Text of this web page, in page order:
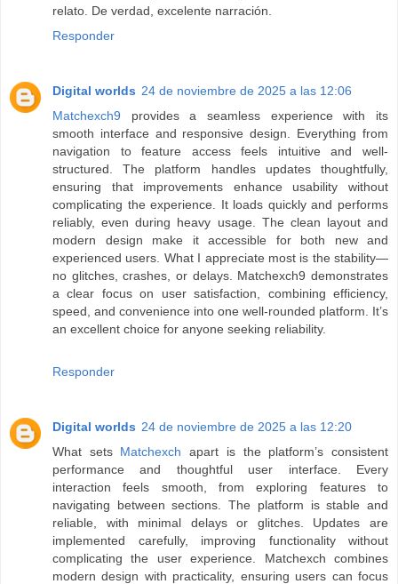
relato. De verdad, excelente narración.
Responder
Digital worlds 24 de noviembre de 2025 a las 12:06
Matchexch9 provides a seamless experience with its
smooth interface and responsive design. Everything from
navigation to feature access feels intuitive and well-
structured. The platform handles updates thoughtfully,
ensuring that improvements enhance usability without
complicating the experience. It loads quickly and performs
reliably, even during heavy usage. The clean layout and
modern design make it accessible for both new and
experienced users. What I appreciate most is the stability—
no glitches, crashes, or delays. Matchexch9 demonstrates
a clear focus on user satisfaction, combining efficiency,
speed, and convenience into one well-rounded platform. It’s
an excellent choice for anyone seeking reliability.
Responder
Digital worlds 24 de noviembre de 2025 a las 12:20
What sets Matchexch apart is the platform’s consistent
performance and thoughtful user interface. Every
interaction feels smooth, from exploring features to
navigating between sections. The platform is stable and
reliable, with minimal delays or glitches. Updates are
implemented carefully, improving functionality without
complicating the user experience. Matchexch combines
modern design with practicality, ensuring users can focus